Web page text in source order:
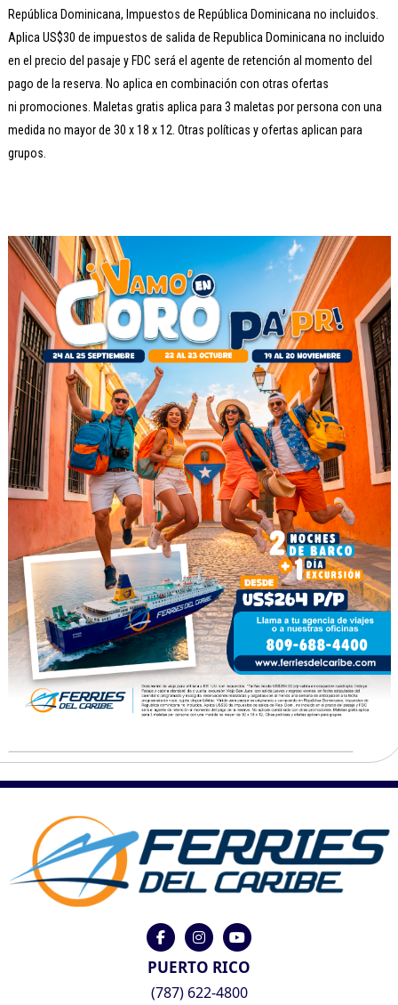
República Dominicana, Impuestos de República Dominicana no incluidos.
Aplica US$30 de impuestos de salida de Republica Dominicana no incluido
en el precio del pasaje y FDC será el agente de retención al momento del
pago de la reserva. No aplica en combinación con otras ofertas
ni promociones. Maletas gratis aplica para 3 maletas por persona con una
medida no mayor de 30 x 18 x 12. Otras políticas y ofertas aplican para
grupos.
PUERTO RICO
(787) 622-4800